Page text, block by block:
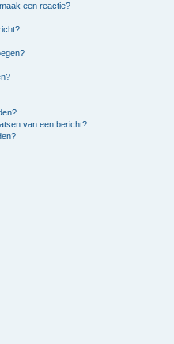
een reactie?
van een bericht?